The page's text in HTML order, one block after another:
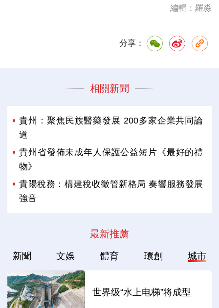
編輯：羅淼
分享：
相關新聞
貴州：聚焦民族醫藥發展 200多家企業共同論
道
貴州省發佈未成年人保護公益短片《最好的禮
物》
貴陽稅務：構建稅收徵管新格局 奏響服務發展
強音
最新推薦
新聞 文娛 體育 環創 城市
世界级“水上电梯”将成型